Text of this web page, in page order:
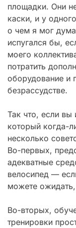
площадки. Они
каски, и у
о чем я мог
испугался бы,
моего
потратить
оборудование и
безрассудстве.
Так что, если вы
который когда-
несколько
Во-первых,
адекватные
велосипед —
можете ожидать,
Во-вторых,
тренировки